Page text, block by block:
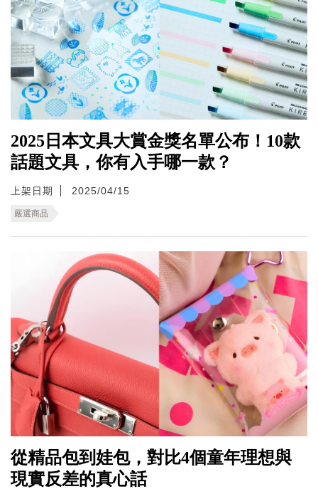
2025日本文具大賞金獎名單公布！10款
話題文具，你有入手哪一款？
上架日期 2025/04/15
嚴選商品
從精品包到娃包，對比4個童年理想與
現實反差的真心話